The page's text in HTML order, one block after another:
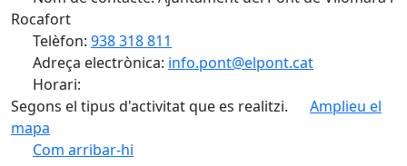
Rocafort
Telèfon: 938 318 811
Adreça electrònica: info.pont@elpont.cat
Horari:
Segons el tipus d'activitat que es realitzi.
Amplieu el
mapa
Com arribar-hi